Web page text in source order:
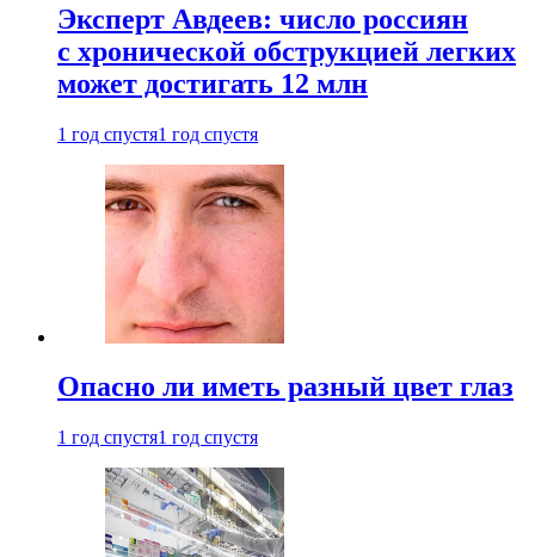
Эксперт Авдеев: число россиян
с хронической обструкцией легких
может достигать 12 млн
1 год спустя1 год спустя
Опасно ли иметь разный цвет глаз
1 год спустя1 год спустя